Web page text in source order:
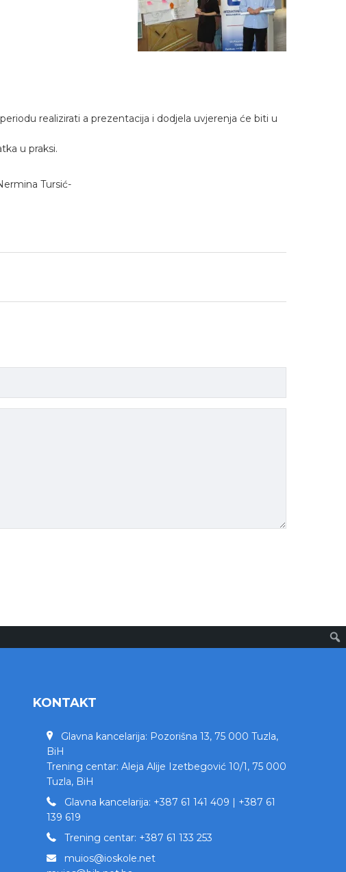
realizirati a prezentacija i dodjela uvjerenja će biti u
u praksi.
Tursić-
KONTAKT
Glavna kancelarija: Pozorišna 13, 75 000 Tuzla,
BiH
Trening centar: Aleja Alije Izetbegović 10/1, 75 000
Tuzla, BiH
Glavna kancelarija: +387 61 141 409 | +387 61
139 619
Trening centar: +387 61 133 253
muios@ioskole.net